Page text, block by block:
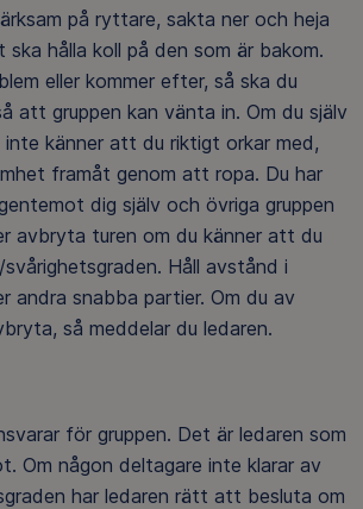
på ryttare, sakta ner och heja
ska hålla koll på den som är bakom.
eller kommer efter, så ska du
att gruppen kan vänta in. Om du själv
känner att du riktigt orkar med,
framåt genom att ropa. Du har
dig själv och övriga gruppen
avbryta turen om du känner att du
Håll avstånd i
andra snabba partier. Om du av
så meddelar du ledaren.
för gruppen. Det är ledaren som
Om någon deltagare inte klarar av
har ledaren rätt att besluta om